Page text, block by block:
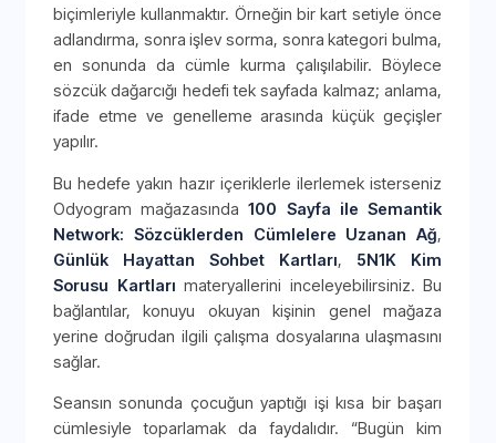
biçimleriyle kullanmaktır. Örneğin bir kart setiyle önce
adlandırma, sonra işlev sorma, sonra kategori bulma,
en sonunda da cümle kurma çalışılabilir. Böylece
sözcük dağarcığı hedefi tek sayfada kalmaz; anlama,
ifade etme ve genelleme arasında küçük geçişler
yapılır.
Bu hedefe yakın hazır içeriklerle ilerlemek isterseniz
Odyogram mağazasında100 Sayfa ile Semantik
Network: Sözcüklerden Cümlelere Uzanan Ağ,
Günlük Hayattan Sohbet Kartları, 5N1K Kim
Sorusu Kartları materyallerini inceleyebilirsiniz. Bu
bağlantılar, konuyu okuyan kişinin genel mağaza
yerine doğrudan ilgili çalışma dosyalarına ulaşmasını
sağlar.
Seansın sonunda çocuğun yaptığı işi kısa bir başarı
cümlesiyle toparlamak da faydalıdır. “Bugün kim